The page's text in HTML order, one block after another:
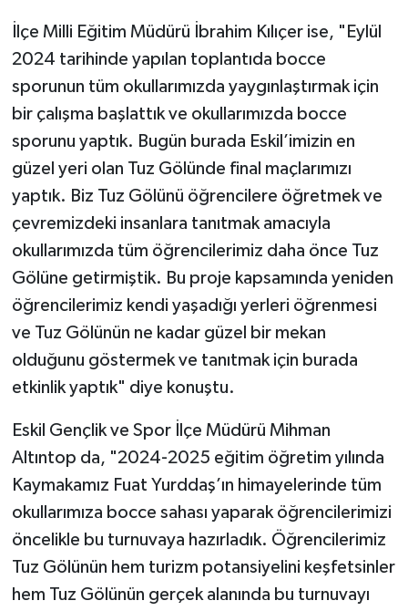
İlçe Milli Eğitim Müdürü İbrahim Kılıçer ise, "Eylül
2024 tarihinde yapılan toplantıda bocce
sporunun tüm okullarımızda yaygınlaştırmak için
bir çalışma başlattık ve okullarımızda bocce
sporunu yaptık. Bugün burada Eskil’imizin en
güzel yeri olan Tuz Gölünde final maçlarımızı
yaptık. Biz Tuz Gölünü öğrencilere öğretmek ve
çevremizdeki insanlara tanıtmak amacıyla
okullarımızda tüm öğrencilerimiz daha önce Tuz
Gölüne getirmiştik. Bu proje kapsamında yeniden
öğrencilerimiz kendi yaşadığı yerleri öğrenmesi
ve Tuz Gölünün ne kadar güzel bir mekan
olduğunu göstermek ve tanıtmak için burada
etkinlik yaptık" diye konuştu.
Eskil Gençlik ve Spor İlçe Müdürü Mihman
Altıntop da, "2024-2025 eğitim öğretim yılında
Kaymakamız Fuat Yurddaş’ın himayelerinde tüm
okullarımıza bocce sahası yaparak öğrencilerimizi
öncelikle bu turnuvaya hazırladık. Öğrencilerimiz
Tuz Gölünün hem turizm potansiyelini keşfetsinler
hem Tuz Gölünün gerçek alanında bu turnuvayı